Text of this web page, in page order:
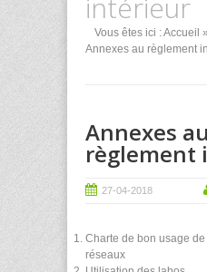
intérieur
Vous êtes ici :Accueil »
Annexes au règlement
Annexes au
règlement
27-04-2018
Charte de bon usage de
réseaux